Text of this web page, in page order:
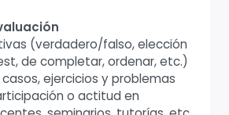
(verdadero/falso, elección
de completar, ordenar, etc.)
ejercicios y problemas
o actitud en